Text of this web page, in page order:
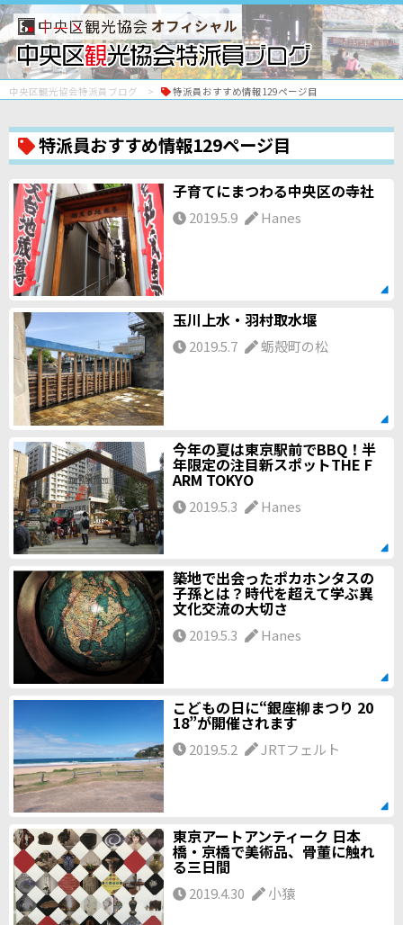
オフィシャル
中央区観光協会特派員ブログ 特派員おすすめ情報129ページ目
特派員おすすめ情報129ページ目
子育てにまつわる中央区の寺社
2019.5.9 Hanes
玉川上水・羽村取水堰
2019.5.7 蛎殻町の松
今年の夏は東京駅前でBBQ！半
年限定の注目新スポットTHE F
ARM TOKYO
2019.5.3 Hanes
築地で出会ったポカホンタスの
子孫とは？時代を超えて学ぶ異
文化交流の大切さ
2019.5.3 Hanes
こどもの日に“銀座柳まつり 20
18”が開催されます
2019.5.2 JRTフェルト
東京アートアンティーク 日本
橋・京橋で美術品、骨董に触れ
る三日間
2019.4.30 小猿